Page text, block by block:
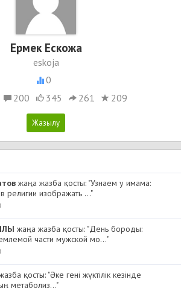
Ермек Ескожа
eskoja
0
200 345 261 209
жаңа жазба қосты: "Узнаем у имама:
религии изображать ..."
жаңа жазба қосты: "День бороды:
части мужской мо..."
қосты: "Әке гені жүктілік кезінде
метаболиз..."